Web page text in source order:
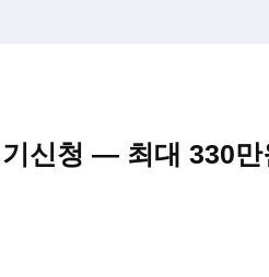
신청 — 최대 330만